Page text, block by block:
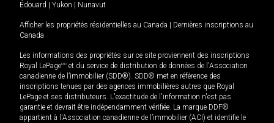
Édouard
Yukon Nunavut
Afficher les propriétés résidentielles au Canada
Dernières inscriptions au
Canada
Les informations des propriétés sur ce site proviennent des inscriptions
Royal LePageMD et du service de distribution de données de l'Association
canadienne de l’immobilier (SDD®). SDD® met en référence des
inscriptions tenues par des agences immobilières autres que Royal
LePage et ses distributeurs. L'exactitude de l'information n'est pas
garantie et devrait être indépendamment vérifiée. La marque DDF®
appartient à l'Association canadienne de l’immobilier (ACI) et identifie le